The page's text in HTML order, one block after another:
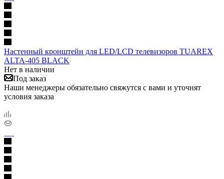
Настенный кронштейн для LED/LCD телевизоров TUAREX
ALTA-405 BLACK
Нет в наличии
Под заказ
Наши менеджеры обязательно свяжутся с вами и уточнят
условия заказа